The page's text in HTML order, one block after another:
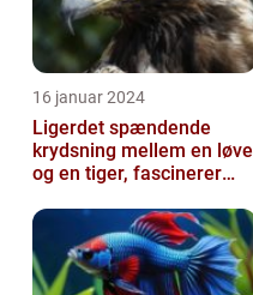
16 januar 2024
Ligerdet spændende
krydsning mellem en løve
og en tiger, fascinerer
verden